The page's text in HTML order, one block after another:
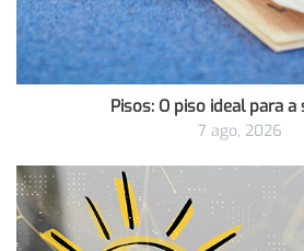
Pisos: O piso ideal para a
7 ago, 2026